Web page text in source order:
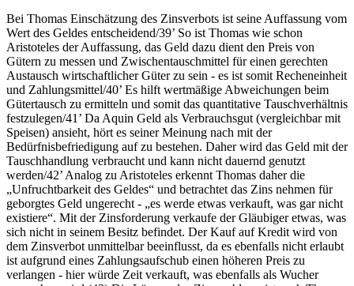
Bei Thomas Einschätzung des Zinsverbots ist seine Auffassung vom
Wert des Geldes entscheidend/39’ So ist Thomas wie schon
Aristoteles der Auffassung, das Geld dazu dient den Preis von
Gütern zu messen und Zwischentauschmittel für einen gerechten
Austausch wirtschaftlicher Güter zu sein - es ist somit Recheneinheit
und Zahlungsmittel/40’ Es hilft wertmäßige Abweichungen beim
Gütertausch zu ermitteln und somit das quantitative Tauschverhältnis
festzulegen/41’ Da Aquin Geld als Verbrauchsgut (vergleichbar mit
Speisen) ansieht, hört es seiner Meinung nach mit der
Bedürfnisbefriedigung auf zu bestehen. Daher wird das Geld mit der
Tauschhandlung verbraucht und kann nicht dauernd genutzt
werden/42’ Analog zu Aristoteles erkennt Thomas daher die
„Unfruchtbarkeit des Geldes“ und betrachtet das Zins nehmen für
geborgtes Geld ungerecht - „es werde etwas verkauft, was gar nicht
existiere“. Mit der Zinsforderung verkaufe der Gläubiger etwas, was
sich nicht in seinem Besitz befindet. Der Kauf auf Kredit wird von
dem Zinsverbot unmittelbar beeinflusst, da es ebenfalls nicht erlaubt
ist aufgrund eines Zahlungsaufschub einen höheren Preis zu
verlangen - hier würde Zeit verkauft, was ebenfalls als Wucher